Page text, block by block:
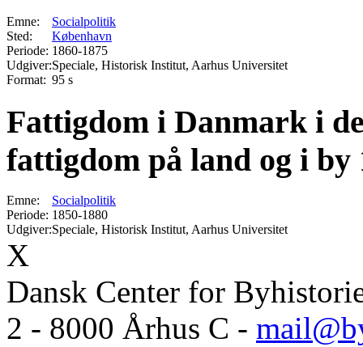
Emne:
Socialpolitik
Sted:
København
Periode: 1860-1875
Udgiver:Speciale, Historisk Institut, Aarhus Universitet
Format: 95 s
Fattigdom i Danmark i
fattigdom på land og i by
Emne:
Socialpolitik
Periode: 1850-1880
Udgiver:Speciale, Historisk Institut, Aarhus Universitet
X
Dansk Center for
2 - 8000 Århus C -